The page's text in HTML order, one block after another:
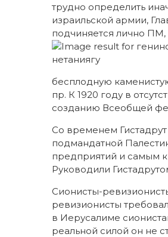
трудно определить
израильской армии,
подчиняется лично
бесплодную
пр. К 1920 году в
созданию Всеобщей
Со временем
подмандатной
предприятий и самым
Руководили
Сионисты-
ревизионисты
в Иерусалиме
реальной силой он не